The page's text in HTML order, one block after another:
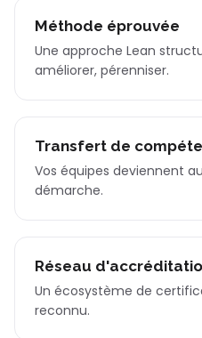
Méthode éprouvée
Une approche Lean
améliorer, pérenniser.
Transfert de
Vos équipes deviennent
démarche.
Réseau
Un écosystème de
reconnu.